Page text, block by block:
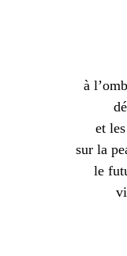
à
et
sur la
le